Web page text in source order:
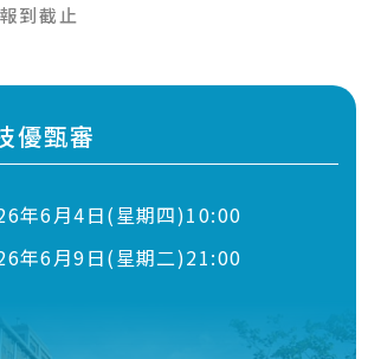
報到截止
優甄審
年6月4日(星期四)10:00
年6月9日(星期二)21:00